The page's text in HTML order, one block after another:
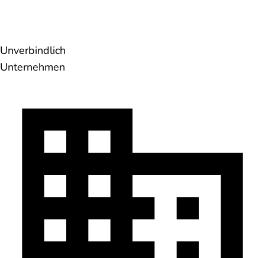
Unverbindlich
Unternehmen